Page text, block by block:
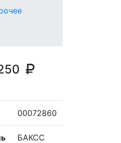
00072860
БАКСС